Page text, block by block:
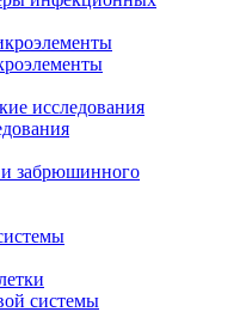
исследования
забрюшинного
системы